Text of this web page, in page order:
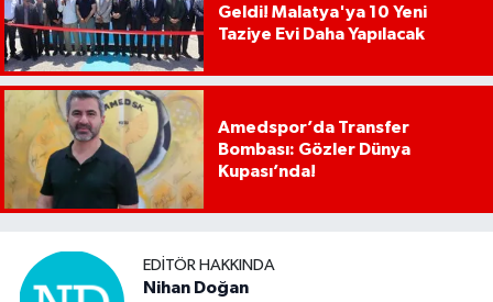
Geldi! Malatya'ya 10 Yeni
Taziye Evi Daha Yapılacak
Amedspor’da Transfer
Bombası: Gözler Dünya
Kupası’nda!
EDITÖR HAKKINDA
Nihan Doğan